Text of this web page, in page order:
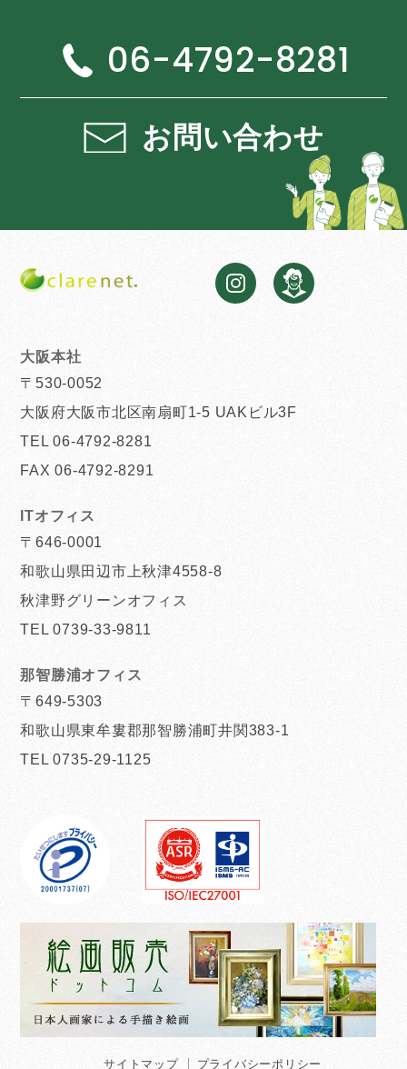
06-4792-8281
お問い合わせ
大阪本社
〒530-0052
大阪府大阪市北区南扇町1-5 UAKビル3F
TEL 06-4792-8281
FAX 06-4792-8291
ITオフィス
〒646-0001
和歌山県田辺市上秋津4558-8
秋津野グリーンオフィス
TEL 0739-33-9811
那智勝浦オフィス
〒649-5303
和歌山県東牟婁郡那智勝浦町井関383-1
TEL 0735-29-1125
サイトマップ プライバシーポリシー